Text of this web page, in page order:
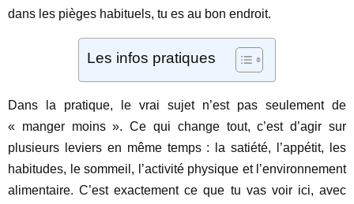
dans les pièges habituels, tu es au bon endroit.
Les infos pratiques
Dans la pratique, le vrai sujet n’est pas seulement de
« manger moins ». Ce qui change tout, c’est d’agir sur
plusieurs leviers en même temps : la satiété, l’appétit, les
habitudes, le sommeil, l’activité physique et l’environnement
alimentaire. C’est exactement ce que tu vas voir ici, avec